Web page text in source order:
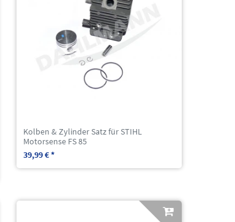
Kolben & Zylinder Satz für STIHL
Motorsense FS 85
39,99 € *